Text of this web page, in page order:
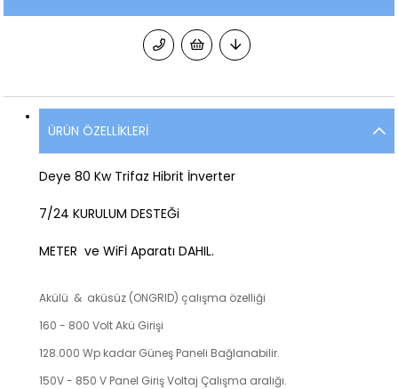
ÜRÜN ÖZELLIKLERI
Deye 80 Kw Trifaz Hibrit İnverter
7/24 KURULUM DESTEĞi
METER ve WiFİ Aparatı DAHIL.
Akülü & aküsüz (ONGRID) çalışma özelliği
160 - 800 Volt Akü Girişi
128.000 Wp kadar Güneş Paneli Bağlanabilir.
150V - 850 V Panel Giriş Voltaj Çalışma aralığı.